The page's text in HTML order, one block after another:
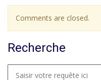
Comments are closed.
Recherche